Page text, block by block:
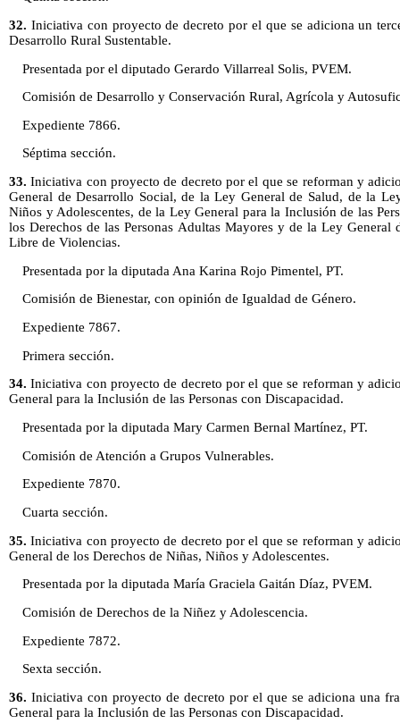
32. Iniciativa con proyecto de decreto por el que se adiciona un
Desarrollo Rural Sustentable.
Presentada por el diputado Gerardo Villarreal Solis, PVEM.
Comisión de Desarrollo y Conservación Rural, Agrícola y
Expediente 7866.
Séptima sección.
33. Iniciativa con proyecto de decreto por el que se reforman y
General de Desarrollo Social, de la Ley General de Salud, de la
Niños y Adolescentes, de la Ley General para la Inclusión de las
los Derechos de las Personas Adultas Mayores y de la Ley General
Libre de Violencias.
Presentada por la diputada Ana Karina Rojo Pimentel, PT.
Comisión de Bienestar, con opinión de Igualdad de Género.
Expediente 7867.
Primera sección.
34. Iniciativa con proyecto de decreto por el que se reforman y
General para la Inclusión de las Personas con Discapacidad.
Presentada por la diputada Mary Carmen Bernal Martínez, PT.
Comisión de Atención a Grupos Vulnerables.
Expediente 7870.
Cuarta sección.
35. Iniciativa con proyecto de decreto por el que se reforman y
General de los Derechos de Niñas, Niños y Adolescentes.
Presentada por la diputada María Graciela Gaitán Díaz, PVEM.
Comisión de Derechos de la Niñez y Adolescencia.
Expediente 7872.
Sexta sección.
36. Iniciativa con proyecto de decreto por el que se adiciona una
General para la Inclusión de las Personas con Discapacidad.